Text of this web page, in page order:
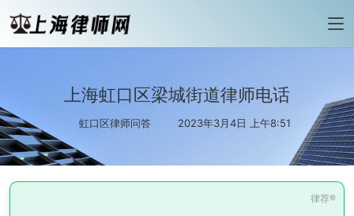
上海虹口区梁城街道律师电话
虹口区律师问答 2023年3月4日 上午8:51